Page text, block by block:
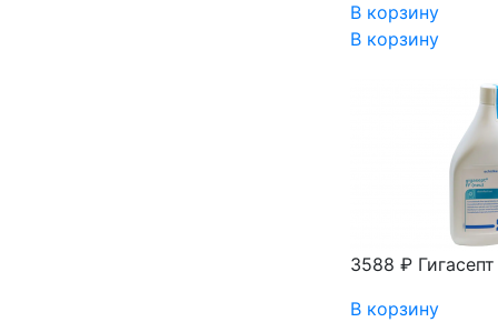
В корзину
В корзину
3588 ₽
В корзину